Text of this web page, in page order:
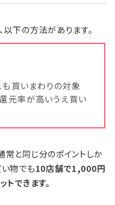
以下の方法があります。
も買いまわりの対象
元率が高いうえ買い
と同じ分のポイントしか
物でも10店舗で1,000円
できます。